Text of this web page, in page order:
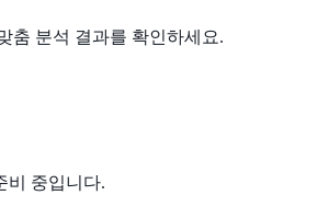
춤 분석 결과를 확인하세요.
비 중입니다.